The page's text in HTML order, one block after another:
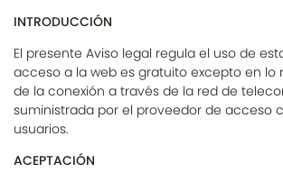
INTRODUCCIÓN
El presente Aviso legal regula el uso de
acceso a la web es gratuito excepto en lo
de la conexión a través de la red de
suministrada por el proveedor de acceso
usuarios.
ACEPTACIÓN